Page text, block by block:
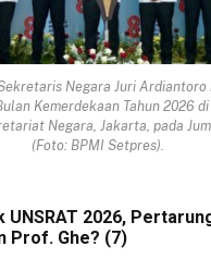
Negara Juri Ardiantoro
Kemerdekaan Tahun 2026
Negara, Jakarta, pada
(Foto: BPMI Setpres).
UNSRAT 2026,
Prof. Ghe? (7)